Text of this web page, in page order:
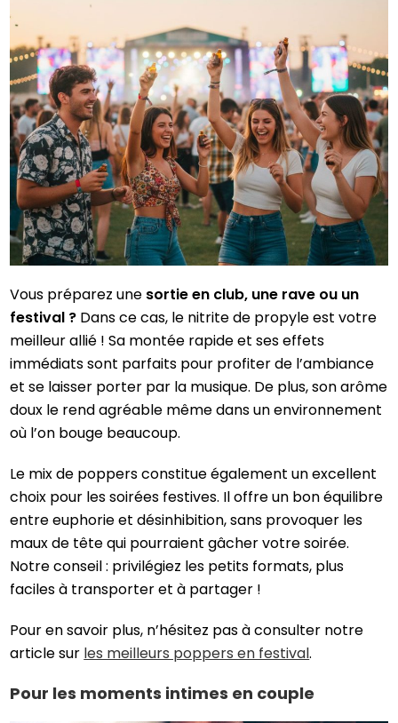
Vous préparez une sortie en club, une rave ou un
festival ? Dans ce cas, le nitrite de propyle est votre
meilleur allié ! Sa montée rapide et ses effets
immédiats sont parfaits pour profiter de l’ambiance
et se laisser porter par la musique. De plus, son arôme
doux le rend agréable même dans un environnement
où l’on bouge beaucoup.
Le mix de poppers constitue également un excellent
choix pour les soirées festives. Il offre un bon équilibre
entre euphorie et désinhibition, sans provoquer les
maux de tête qui pourraient gâcher votre soirée.
Notre conseil : privilégiez les petits formats, plus
faciles à transporter et à partager !
Pour en savoir plus, n’hésitez pas à consulter notre
article sur les meilleurs poppers en festival.
Pour les moments intimes en couple